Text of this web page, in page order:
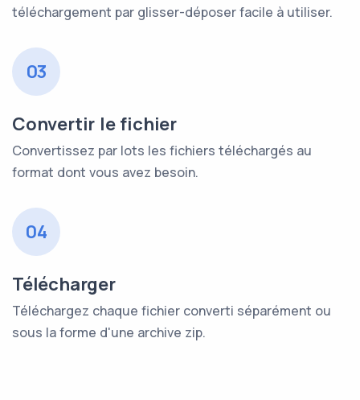
téléchargement par glisser-déposer facile à utiliser.
03
Convertir le fichier
Convertissez par lots les fichiers téléchargés au
format dont vous avez besoin.
04
Télécharger
Téléchargez chaque fichier converti séparément ou
sous la forme d'une archive zip.